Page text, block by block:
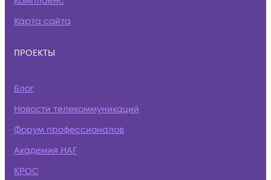
Карта сайта
ПРОЕКТЫ
Блог
Новости телекоммуникаций
Форум профессионалов
Академия НАГ
КРОС